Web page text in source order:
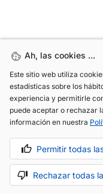
Ah, las cookies ...
Este sitio web utiliza
estadísticas sobre los
experiencia y permitirle
puede aceptar o rechazar
información en nuestra
Permitir todas
Rechazar todas
Ah, las cookies ...
Este sitio web utiliza
estadísticas sobre los
experiencia y permitirle
puede aceptar o rechazar
información en nuestra
Permitir todas
Rechazar todas
Aviso legal Política